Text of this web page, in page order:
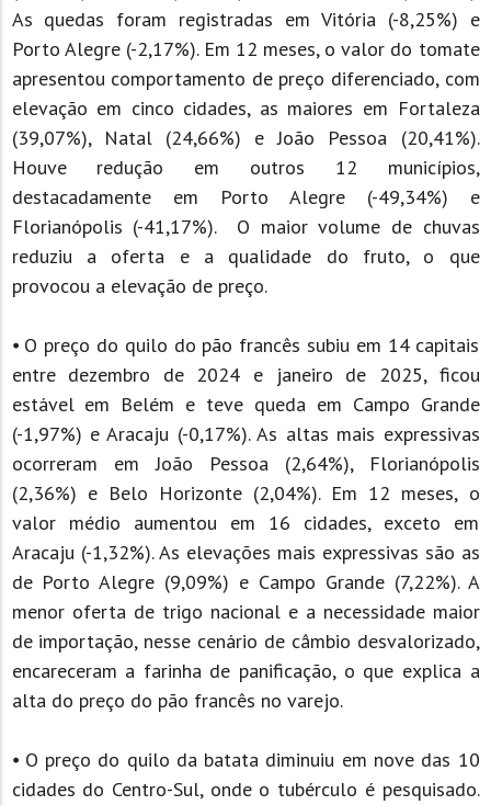
As quedas foram registradas em Vitória (-8,25%) e
Porto Alegre (-2,17%). Em 12 meses, o valor do tomate
apresentou comportamento de preço diferenciado, com
elevação em cinco cidades, as maiores em Fortaleza
(39,07%), Natal (24,66%) e João Pessoa (20,41%).
Houve redução em outros 12 municípios,
destacadamente em Porto Alegre (-49,34%) e
Florianópolis (-41,17%). O maior volume de chuvas
reduziu a oferta e a qualidade do fruto, o que
provocou a elevação de preço.
⦁ O preço do quilo do pão francês subiu em 14 capitais
entre dezembro de 2024 e janeiro de 2025, ficou
estável em Belém e teve queda em Campo Grande
(-1,97%) e Aracaju (-0,17%). As altas mais expressivas
ocorreram em João Pessoa (2,64%), Florianópolis
(2,36%) e Belo Horizonte (2,04%). Em 12 meses, o
valor médio aumentou em 16 cidades, exceto em
Aracaju (-1,32%). As elevações mais expressivas são as
de Porto Alegre (9,09%) e Campo Grande (7,22%). A
menor oferta de trigo nacional e a necessidade maior
de importação, nesse cenário de câmbio desvalorizado,
encareceram a farinha de panificação, o que explica a
alta do preço do pão francês no varejo.
⦁ O preço do quilo da batata diminuiu em nove das 10
cidades do Centro-Sul, onde o tubérculo é pesquisado.